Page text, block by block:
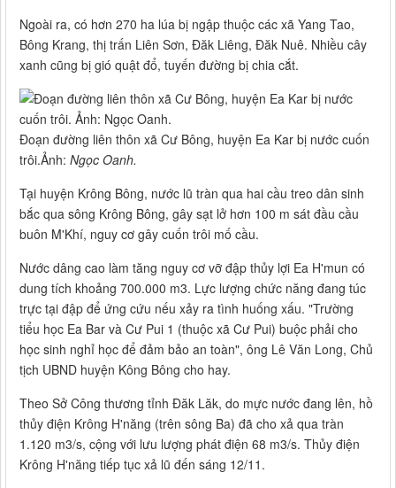
Ngoài ra, có hơn 270 ha lúa bị ngập thuộc các xã Yang Tao,
Bông Krang, thị trấn Liên Sơn, Đăk Liêng, Đăk Nuê. Nhiều cây
xanh cũng bị gió quật đổ, tuyến đường bị chia cắt.
Đoạn đường liên thôn xã Cư Bông, huyện Ea Kar bị nước cuốn
trôi.Ảnh: Ngọc Oanh.
Tại huyện Krông Bông, nước lũ tràn qua hai cầu treo dân sinh
bắc qua sông Krông Bông, gây sạt lở hơn 100 m sát đầu cầu
buôn M'Khí, nguy cơ gây cuốn trôi mố cầu.
Nước dâng cao làm tăng nguy cơ vỡ đập thủy lợi Ea H'mun có
dung tích khoảng 700.000 m3. Lực lượng chức năng đang túc
trực tại đập để ứng cứu nếu xảy ra tình huống xấu. "Trường
tiểu học Ea Bar và Cư Pui 1 (thuộc xã Cư Pui) buộc phải cho
học sinh nghỉ học để đảm bảo an toàn", ông Lê Văn Long, Chủ
tịch UBND huyện Kông Bông cho hay.
Theo Sở Công thương tỉnh Đăk Lăk, do mực nước đang lên, hồ
thủy điện Krông H'năng (trên sông Ba) đã cho xả qua tràn
1.120 m3/s, cộng với lưu lượng phát điện 68 m3/s. Thủy điện
Krông H'năng tiếp tục xả lũ đến sáng 12/11.